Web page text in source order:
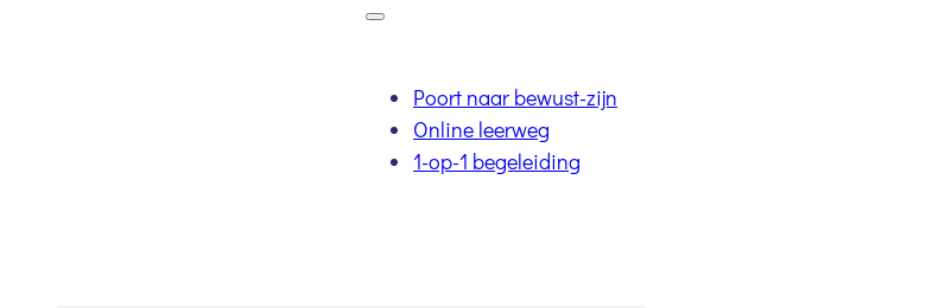
Poort naar bewust-zijn
Online leerweg
1-op-1 begeleiding